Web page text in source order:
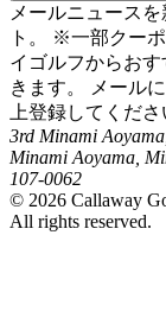
メールニュース
ト。 ※一部クー
イゴルフからお
きます。 メール
上登録してくださ
3rd Minami
Minami Aoyama,
107-0062
© 2026 Callaway
All rights reserved.